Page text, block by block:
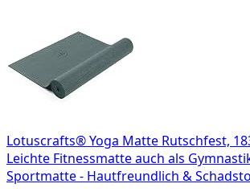
Lotuscrafts® Yoga Matte Rutschfest,
Leichte Fitnessmatte auch als
Sportmatte - Hautfreundlich &